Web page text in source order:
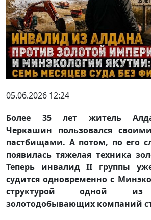
05.06.2026 12:24
Более 35 лет житель
Черкашин пользовался
пастбищами. А потом, по его
появилась тяжелая техника
Теперь инвалид II группы
судится одновременно с
структурой одной из
золотодобывающих компаний